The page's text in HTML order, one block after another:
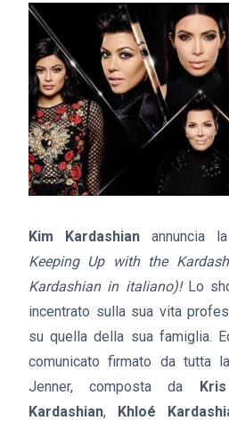
Kim Kardashianannuncia
Keeping Up with the
Kardashian in italiano)!Lo
incentrato sulla sua vita
su quella della sua famiglia.
comunicato firmato da tutta
Jenner, composta da Kris
Kardashian, Khloé